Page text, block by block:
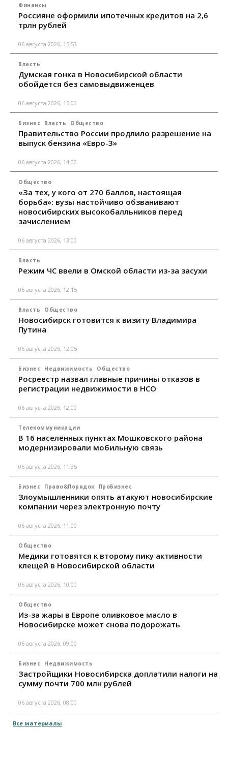
Финансы
Россияне оформили ипотечных кредитов на 2,6
трлн рублей
06 августа 2026, 15:53
Власть
Думская гонка в Новосибирской области
обойдется без самовыдвиженцев
06 августа 2026, 15:00
Бизнес Власть Общество
Правительство России продлило разрешение на
выпуск бензина «Евро-3»
06 августа 2026, 14:00
Общество
«За тех, у кого от 270 баллов, настоящая
борьба»: вузы настойчиво обзванивают
новосибирских высокобалльников перед
зачислением
06 августа 2026, 13:00
Власть
Режим ЧС ввели в Омской области из-за засухи
06 августа 2026, 12:15
Власть Общество
Новосибирск готовится к визиту Владимира
Путина
06 августа 2026, 12:05
Бизнес Недвижимость Общество
Росреестр назвал главные причины отказов в
регистрации недвижимости в НСО
06 августа 2026, 12:00
Телекоммуникации
В 16 населённых пунктах Мошковского района
модернизировали мобильную связь
06 августа 2026, 11:35
Бизнес Право&Порядок ПроБизнес
Злоумышленники опять атакуют новосибирские
компании через электронную почту
06 августа 2026, 11:00
Общество
Медики готовятся к второму пику активности
клещей в Новосибирской области
06 августа 2026, 10:00
Общество
Из-за жары в Европе оливковое масло в
Новосибирске может снова подорожать
06 августа 2026, 09:00
Бизнес Недвижимость
Застройщики Новосибирска доплатили налоги на
сумму почти 700 млн рублей
06 августа 2026, 08:00
Все материалы